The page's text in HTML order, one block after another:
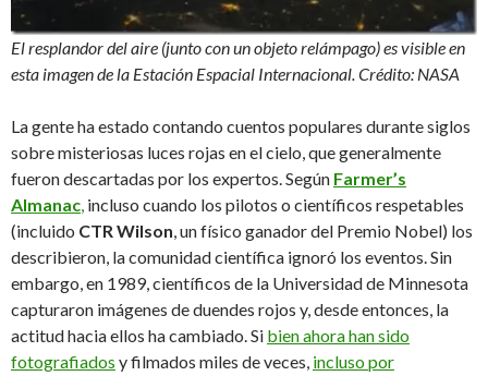
El resplandor del aire (junto con un objeto relámpago) es visible en
esta imagen de la Estación Espacial Internacional. Crédito: NASA
La gente ha estado contando cuentos populares durante siglos
sobre misteriosas luces rojas en el cielo, que generalmente
fueron descartadas por los expertos. Según Farmer’s
Almanac, incluso cuando los pilotos o científicos respetables
(incluido CTR Wilson, un físico ganador del Premio Nobel) los
describieron, la comunidad científica ignoró los eventos. Sin
embargo, en 1989, científicos de la Universidad de Minnesota
capturaron imágenes de duendes rojos y, desde entonces, la
actitud hacia ellos ha cambiado. Si bien ahora han sido
fotografiados y filmados miles de veces, incluso por